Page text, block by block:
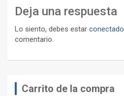
Deja una respuesta
Lo siento, debes estar conectado
comentario.
Carrito de la compra